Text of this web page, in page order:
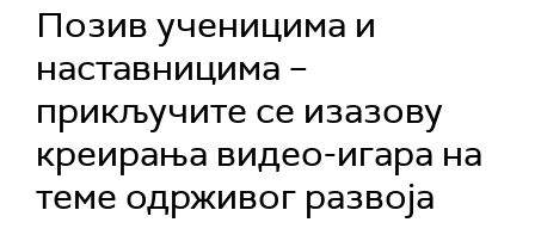
Позив ученицима и
наставницима –
прикључите се изазову
креирања видео-игара на
теме одрживог развоја